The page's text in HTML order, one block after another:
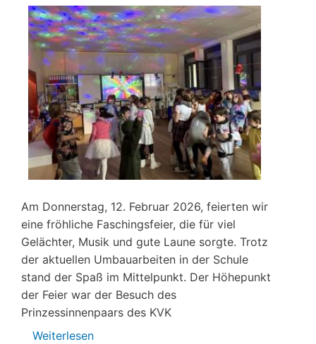
Am Donnerstag, 12. Februar 2026, feierten wir
eine fröhliche Faschingsfeier, die für viel
Gelächter, Musik und gute Laune sorgte. Trotz
der aktuellen Umbauarbeiten in der Schule
stand der Spaß im Mittelpunkt. Der Höhepunkt
der Feier war der Besuch des
Prinzessinnenpaars des KVK
Weiterlesen